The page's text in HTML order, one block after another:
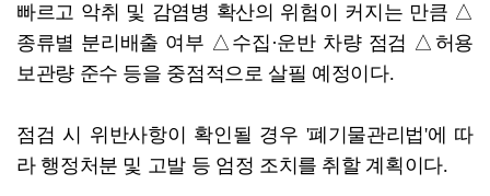
빠르고 악취 및 감염병 확산의 위험이 커지는 만큼 △
종류별 분리배출 여부 △수집·운반 차량 점검 △허용
보관량 준수 등을 중점적으로 살필 예정이다.
점검 시 위반사항이 확인될 경우 '폐기물관리법'에 따
라 행정처분 및 고발 등 엄정 조치를 취할 계획이다.